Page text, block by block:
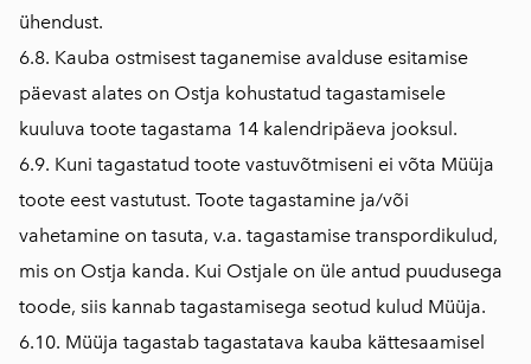
ühendust.
6.8. Kauba ostmisest taganemise avalduse esitamise
päevast alates on Ostja kohustatud tagastamisele
kuuluva toote tagastama 14 kalendripäeva jooksul.
6.9. Kuni tagastatud toote vastuvõtmiseni ei võta Müüja
toote eest vastutust. Toote tagastamine ja/või
vahetamine on tasuta, v.a. tagastamise transpordikulud,
mis on Ostja kanda. Kui Ostjale on üle antud puudusega
toode, siis kannab tagastamisega seotud kulud Müüja.
6.10. Müüja tagastab tagastatava kauba kättesaamisel